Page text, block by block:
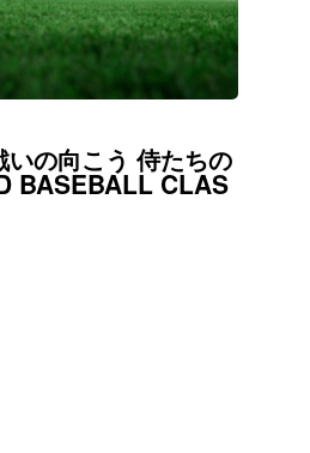
いの向こう 侍たちの
BASEBALL CLAS